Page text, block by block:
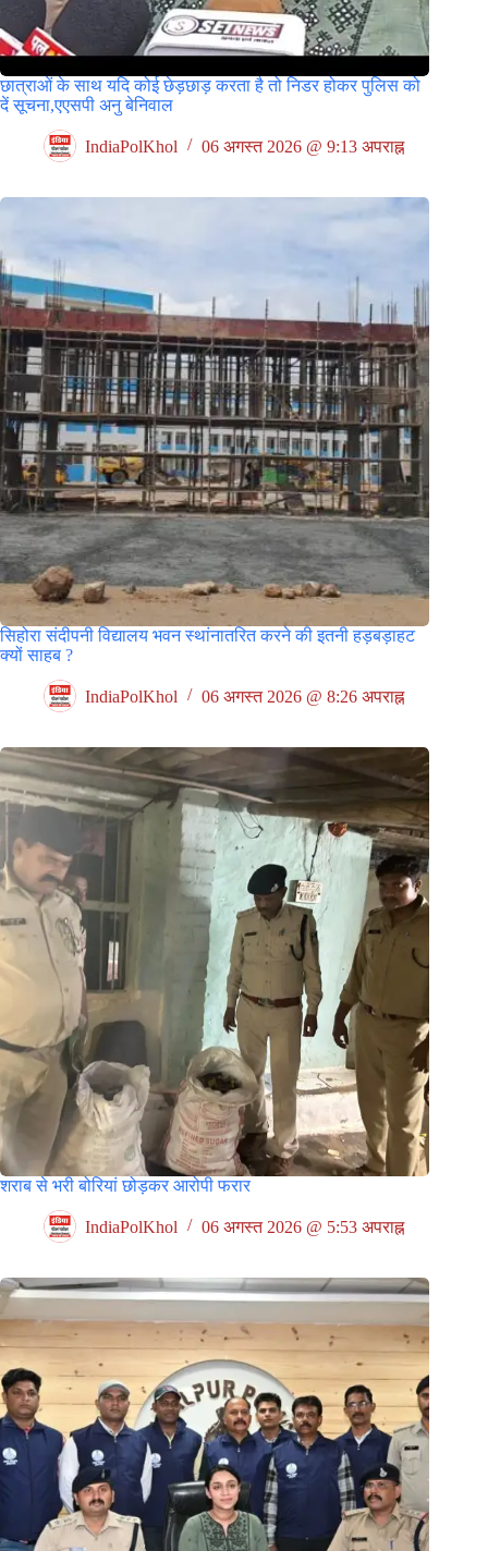
छात्राओं के साथ यदि कोई छेड़छाड़ करता है तो निडर होकर पुलिस को
दें सूचना,एएसपी अनु बेनिवाल
IndiaPolKhol 06 अगस्त 2026 @ 9:13 अपराह्न
सिहोरा संदीपनी विद्यालय भवन स्थांनातरित करने की इतनी हड़बड़ाहट
क्यों साहब ?
IndiaPolKhol 06 अगस्त 2026 @ 8:26 अपराह्न
शराब से भरी बोरियां छोड़कर आरोपी फरार
IndiaPolKhol 06 अगस्त 2026 @ 5:53 अपराह्न